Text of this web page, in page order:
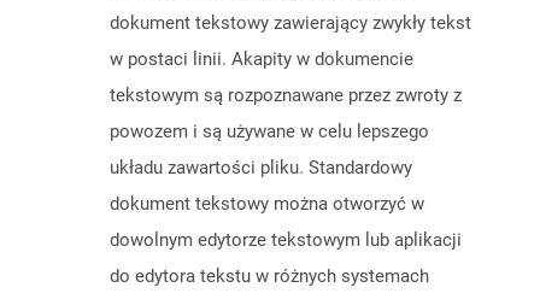
dokument tekstowy zawierający zwykły tekst
w postaci linii. Akapity w dokumencie
tekstowym są rozpoznawane przez zwroty z
powozem i są używane w celu lepszego
układu zawartości pliku. Standardowy
dokument tekstowy można otworzyć w
dowolnym edytorze tekstowym lub aplikacji
do edytora tekstu w różnych systemach